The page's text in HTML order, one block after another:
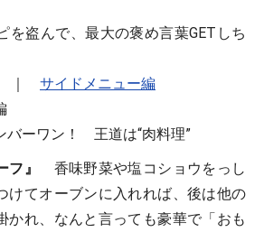
を盗んで、最大の褒め言葉GETしち
｜ サイドメニュー編
フ』
香味野菜や塩コショウをっし
けてオーブンに入れれば、後は他の
かれ、なんと言っても豪華で「おも